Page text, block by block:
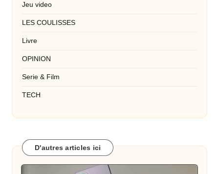
Jeu video
LES COULISSES
Livre
OPINION
Serie & Film
TECH
D'autres articles ici